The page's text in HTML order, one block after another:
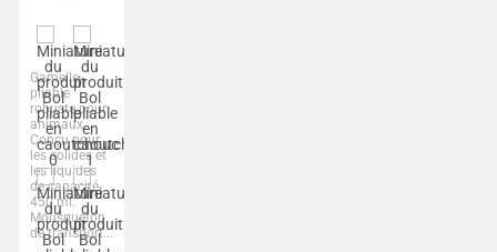
Gamelle
pliable
robuste pour
animaux.
Conçu pour
les solides et
les liquides
de capacité
450 ml.
Mousqueton
de transport...